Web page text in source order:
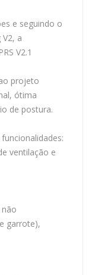
e seguindo o
a
V2.1
projeto
ótima
de postura.
ventilação e
garrote),